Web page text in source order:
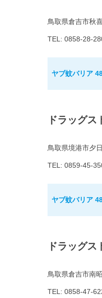
鳥取県倉吉市秋
TEL: 0858-28-
ヤブ蚊バリア
ドラッグ
鳥取県境港市夕
TEL: 0859-45-
ヤブ蚊バリア
ドラッグ
鳥取県倉吉市南
TEL: 0858-47-